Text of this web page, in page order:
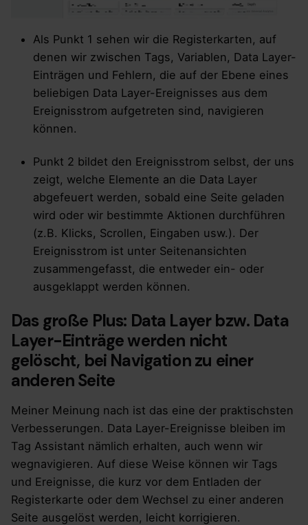
Als Punkt 1 sehen wir die Registerkarten, auf
denen wir zwischen Tags, Variablen, Data Layer-
Einträgen und Fehlern, die auf der Ebene eines
beliebigen Data Layer-Ereignisses aus dem
Ereignisstrom aufgetreten sind, navigieren
können.
Punkt 2 bildet den Ereignisstrom selbst, der uns
zeigt, welche Elemente an die Data Layer
abgefeuert werden, sobald eine Seite geladen
wird oder wir bestimmte Aktionen durchführen
(z.B. Klicks, Scrollen, Eingaben usw.). Der
Ereignisstrom ist unter Seitenansichten
zusammengefasst, die entweder ein- oder
ausgeklappt werden können.
Das große Plus: Data Layer bzw. Data
Layer-Einträge werden nicht
gelöscht, bei Navigation zu einer
anderen Seite
Meiner Meinung nach ist das eine der praktischsten
Verbesserungen. Data Layer-Ereignisse bleiben im
Tag Assistant nämlich erhalten, auch wenn wir
wegnavigieren. Auf diese Weise können wir Tags
und Ereignisse, die kurz vor dem Entladen der
Registerkarte oder dem Wechsel zu einer anderen
Seite ausgelöst werden, leicht korrigieren.